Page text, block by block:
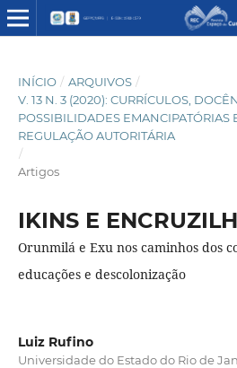
INÍCIO / ARQUIVOS /
V. 13 N. 3 (2020): CURRÍCULOS,
POSSIBILIDADES EMANCIPATÓRIAS
REGULAÇÃO AUTORITÁRIA
/
Artigos
IKINS E
Orunmilá e Exu nos caminhos dos
educações e descolonização
Luiz Rufino
Universidade do Estado do Rio de